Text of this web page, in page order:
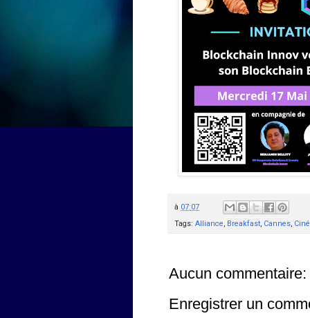
à 07:07
Tags: Alliance, Breakfast, Cannes,
Aucun commentaire:
Enregistrer un